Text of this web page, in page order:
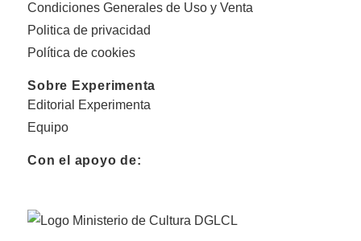
Condiciones Generales de Uso y Venta
Politica de privacidad
Política de cookies
Sobre Experimenta
Editorial Experimenta
Equipo
Con el apoyo de: